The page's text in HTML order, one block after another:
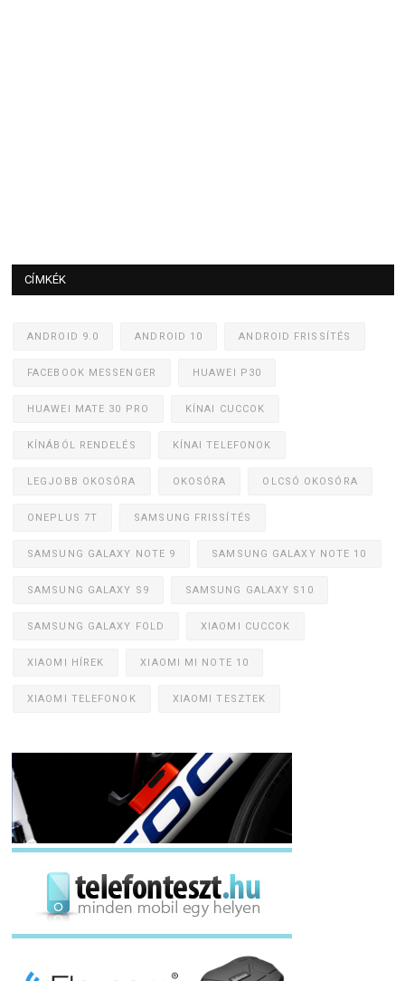
CÍMKÉK
ANDROID 9.0 ANDROID 10 ANDROID FRISSÍTÉS
FACEBOOK MESSENGER HUAWEI P30
HUAWEI MATE 30 PRO KÍNAI CUCCOK
KÍNÁBÓL RENDELÉS KÍNAI TELEFONOK
LEGJOBB OKOSÓRA OKOSÓRA OLCSÓ OKOSÓRA
ONEPLUS 7T SAMSUNG FRISSÍTÉS
SAMSUNG GALAXY NOTE 9 SAMSUNG GALAXY NOTE 10
SAMSUNG GALAXY S9 SAMSUNG GALAXY S10
SAMSUNG GALAXY FOLD XIAOMI CUCCOK
XIAOMI HÍREK XIAOMI MI NOTE 10
XIAOMI TELEFONOK XIAOMI TESZTEK